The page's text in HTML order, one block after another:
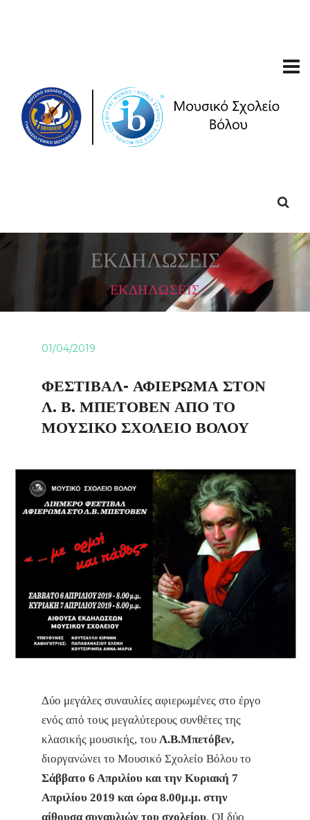
ΕΚΔΗΛΩΣΕΙΣ
ΕΚΔΗΛΩΣΕΙΣ
01/04/2019
ΦΕΣΤΙΒΑΛ- ΑΦΙΕΡΩΜΑ ΣΤΟΝ
Λ. Β. ΜΠΕΤΟΒΕΝ ΑΠΟ ΤΟ
ΜΟΥΣΙΚΟ ΣΧΟΛΕΙΟ ΒΟΛΟΥ
Δύο μεγάλες συναυλίες αφιερωμένες στο έργο
ενός από τους μεγαλύτερους συνθέτες της
κλασικής μουσικής, του Λ.Β.Μπετόβεν,
διοργανώνει το Μουσικό Σχολείο Βόλου το
Σάββατο 6 Απριλίου και την Κυριακή 7
Απριλίου 2019 και ώρα 8.00μ.μ. στην
αίθουσα συναυλιών του σχολείου. ΟΙ δύο